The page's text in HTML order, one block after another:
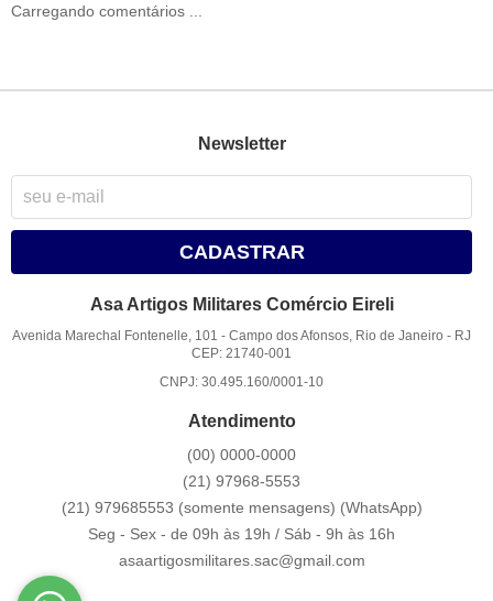
Carregando comentários ...
Newsletter
CADASTRAR
Asa Artigos Militares Comércio Eireli
Avenida Marechal Fontenelle, 101 -Campo dos Afonsos, Rio de Janeiro - RJ
CEP: 21740-001
CNPJ: 30.495.160/0001-10
Atendimento
(00) 0000-0000
(21) 97968-5553
(21) 979685553 (somente mensagens) (WhatsApp)
Seg - Sex - de 09h às 19h / Sáb - 9h às 16h
asaartigosmilitares.sac@gmail.com